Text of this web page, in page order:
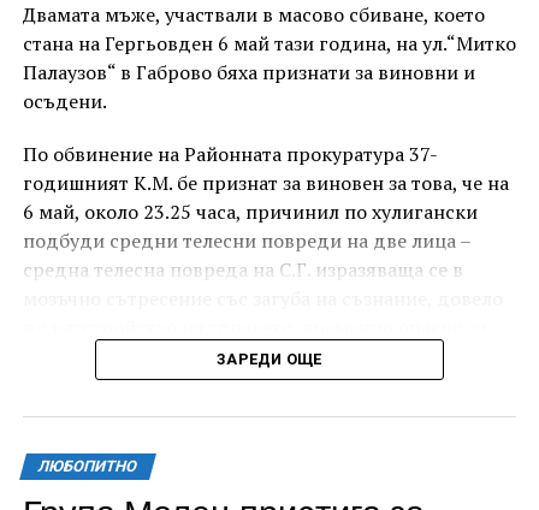
Двамата мъже, участвали в масово сбиване, което
стана на Гергьовден 6 май тази година, на ул.“Митко
Палаузов“ в Габрово бяха признати за виновни и
осъдени.
По обвинение на Районната прокуратура 37-
годишният К.М. бе признат за виновен за това, че на
6 май, около 23.25 часа, причинил по хулигански
подбуди средни телесни повреди на две лица –
средна телесна повреда на С.Г. изразяваща се в
живота, и лека телесна повреда на Х.С., която бе с
порезна рана на петия пръст на дясната ръка,
довела до разстройство на здравето, неопасно за
За извършеното престъпление 37-годишният бе
ЗАРЕДИ ОЩЕ
ЛЮБОПИТНО